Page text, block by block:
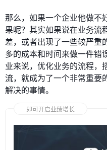
那么，如果一个企业他做不
果呢？其实如果说在业务流
差，或者出现了一些较严重
多的成本和时间来做一件错
业来说，优化业务的流程，
流，就成为了一个非常重要
解决的事情。
即可开启业绩增长